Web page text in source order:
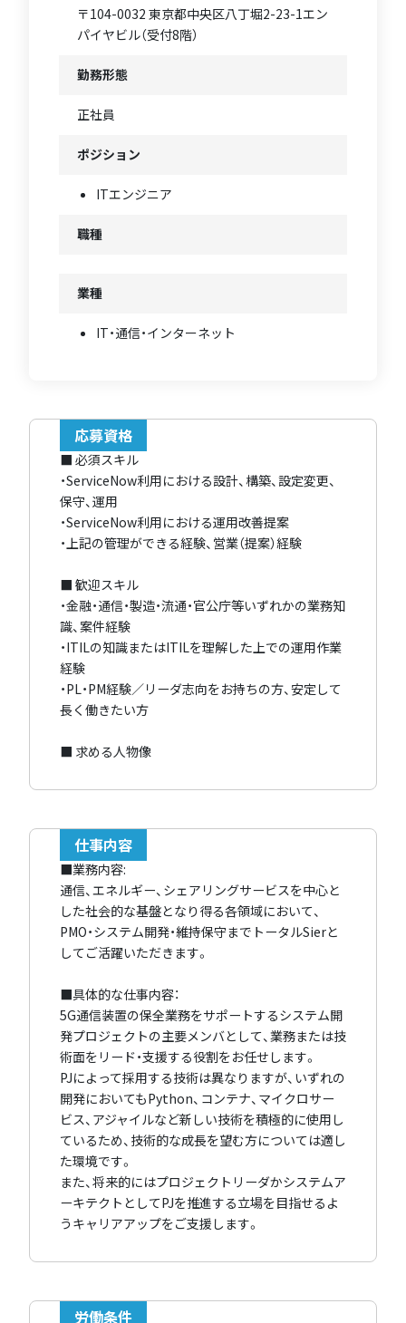
〒104-0032 東京都中央区八丁堀2-23-1エン
パイヤビル（受付8階）
勤務形態
正社員
ポジション
ITエンジニア
職種
業種
IT・通信・インターネット
応募資格
■ 必須スキル
・ServiceNow利用における設計、構築、設定変更、
保守、運用
・ServiceNow利用における運用改善提案
・上記の管理ができる経験、営業（提案）経験
■ 歓迎スキル
・金融・通信・製造・流通・官公庁等いずれかの業務知
識、案件経験
・ITILの知識またはITILを理解した上での運用作業
経験
・PL・PM経験／リーダ志向をお持ちの方、安定して
長く働きたい方
■ 求める人物像
仕事内容
■業務内容:
通信、エネルギー、シェアリングサービスを中心と
した社会的な基盤となり得る各領域において、
PMO・システム開発・維持保守までトータルSierと
してご活躍いただきます。
■具体的な仕事内容：
5G通信装置の保全業務をサポートするシステム開
発プロジェクトの主要メンバとして、業務または技
術面をリード・支援する役割をお任せします。
PJによって採用する技術は異なりますが、いずれの
開発においてもPython、コンテナ、マイクロサー
ビス、アジャイルなど新しい技術を積極的に使用し
ているため、技術的な成長を望む方については適し
た環境です。
また、将来的にはプロジェクトリーダかシステムア
ーキテクトとしてPJを推進する立場を目指せるよ
うキャリアアップをご支援します。
労働条件